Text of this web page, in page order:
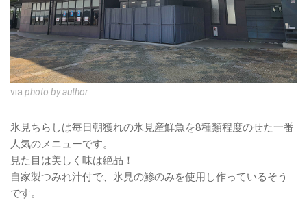
via photo by author
氷見ちらしは毎日朝獲れの氷見産鮮魚を8種類程度のせた一番
人気のメニューです。
見た目は美しく味は絶品！
自家製つみれ汁付で、氷見の鯵のみを使用し作っているそう
です。